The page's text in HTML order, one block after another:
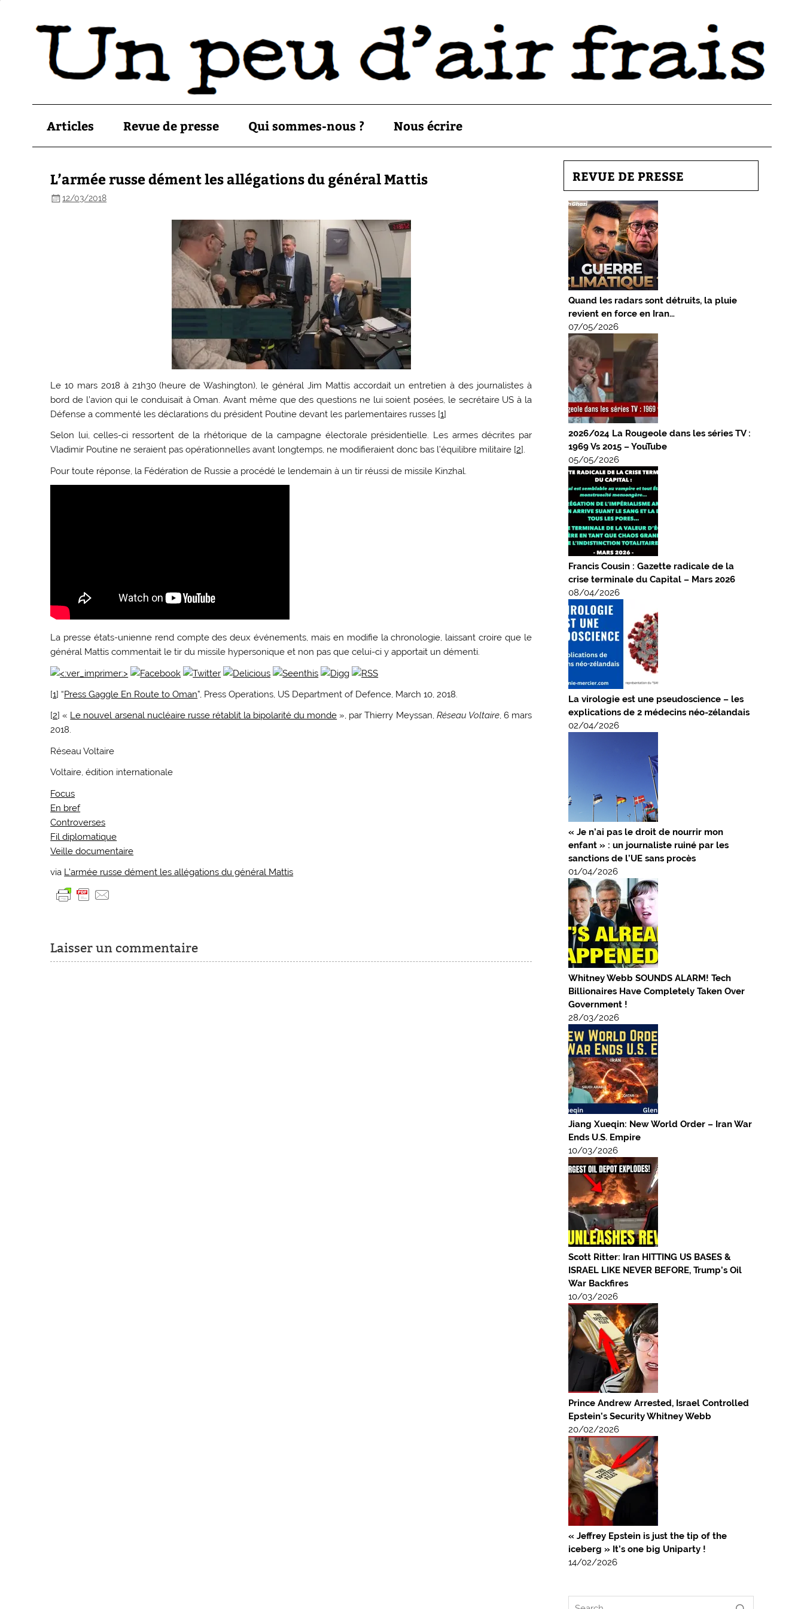
Articles Revue de presse Qui sommes-nous ? Nous écrire
L’armée russe dément les allégations du général Mattis
12/03/2018
Le 10 mars 2018 à 21h30 (heure de Washington), le général Jim Mattis accordait un entretien à des journalistes à
bord de l’avion qui le conduisait à Oman. Avant même que des questions ne lui soient posées, le secrétaire US à la
Défense a commenté les déclarations du président Poutine devant les parlementaires russes [1]
Selon lui, celles-ci ressortent de la rhétorique de la campagne électorale présidentielle. Les armes décrites par
Vladimir Poutine ne seraient pas opérationnelles avant longtemps, ne modifieraient donc bas l’équilibre militaire [2].
Pour toute réponse, la Fédération de Russie a procédé le lendemain à un tir réussi de missile Kinzhal.
La presse états-unienne rend compte des deux événements, mais en modifie la chronologie, laissant croire que le
général Mattis commentait le tir du missile hypersonique et non pas que celui-ci y apportait un démenti.
[1] “Press Gaggle En Route to Oman”, Press Operations, US Department of Defence, March 10, 2018.
[2] « Le nouvel arsenal nucléaire russe rétablit la bipolarité du monde », par Thierry Meyssan, Réseau Voltaire, 6 mars
2018.
Réseau Voltaire
Voltaire, édition internationale
Focus
En bref
Controverses
Fil diplomatique
Veille documentaire
via L’armée russe dément les allégations du général Mattis
Laisser un commentaire
REVUE DE PRESSE
Quand les radars sont détruits, la pluie
revient en force en Iran…
07/05/2026
2026/024 La Rougeole dans les séries TV :
1969 Vs 2015 – YouTube
05/05/2026
Francis Cousin : Gazette radicale de la
crise terminale du Capital – Mars 2026
08/04/2026
La virologie est une pseudoscience – les
explications de 2 médecins néo-zélandais
02/04/2026
« Je n’ai pas le droit de nourrir mon
enfant » : un journaliste ruiné par les
sanctions de l’UE sans procès
01/04/2026
Whitney Webb SOUNDS ALARM! Tech
Billionaires Have Completely Taken Over
Government !
28/03/2026
Jiang Xueqin: New World Order – Iran War
Ends U.S. Empire
10/03/2026
Scott Ritter: Iran HITTING US BASES &
ISRAEL LIKE NEVER BEFORE, Trump’s Oil
War Backfires
10/03/2026
Prince Andrew Arrested, Israel Controlled
Epstein’s Security Whitney Webb
20/02/2026
« Jeffrey Epstein is just the tip of the
iceberg » It’s one big Uniparty !
14/02/2026